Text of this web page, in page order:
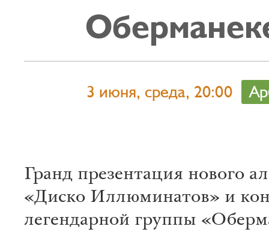
3 июня, среда, 20:00
Гранд презентация нового
«Диско Иллюминатов» и
легендарной группы